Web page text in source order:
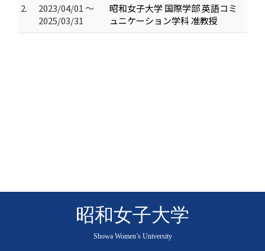
2.
2023/04/01 ～
2025/03/31
昭和女子大学 国際学部 英語コミ
ュニケーション学科 准教授
昭和女子大学
Showa Women’s University